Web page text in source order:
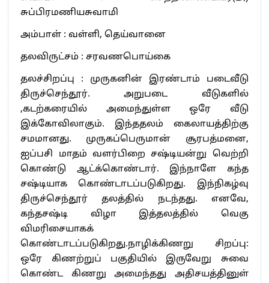
சுப்பிரமணியசுவாமி
அம்பாள் : வள்ளி, தெய்வானை
தலவிருட்சம் : சரவணபொய்கை
தலச்சிறப்பு : முருகனின் இரண்டாம் படைவீடு
திருச்செந்தூர். அறுபடை வீடுகளில்
,கடற்கரையில் அமைந்துள்ள ஒரே வீடு
இக்கோவிலாகும். இந்ததலம் கைலாயத்திற்கு
சமமானது. முருகப்பெருமான் சூரபத்மனை,
ஐப்பசி மாதம் வளர்பிறை சஷ்டியன்று வெற்றி
கொண்டு ஆட்க்கொண்டார். இந்நாளே கந்த
சஷ்டியாக கொண்டாடப்படுகிறது. இந்நிகழ்வு
திருச்செந்தூர் தலத்தில் நடந்தது. எனவே,
கந்தசஷ்டி விழா இத்தலத்தில் வெகு
விமரிசையாகக்
கொண்டாடப்படுகிறது.நாழிக்கிணறு சிறப்பு:
ஒரே கிணற்றுப் பகுதியில் இருவேறு சுவை
கொண்ட கிணறு அமைந்தது அதிசயத்தினுள்